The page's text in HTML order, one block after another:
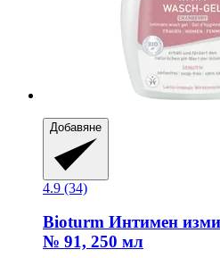
Добавяне
4.9 (34)
Bioturm Интимен
№ 91, 250 мл